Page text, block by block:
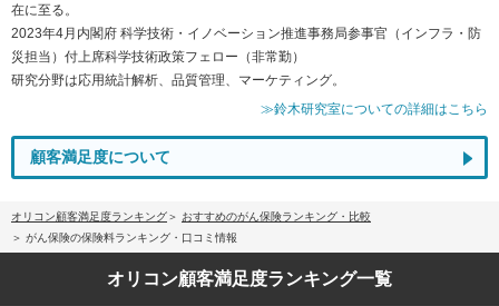
在に至る。
2023年4月内閣府 科学技術・イノベーション推進事務局参事官（インフラ・防
災担当）付上席科学技術政策フェロー（非常勤）
研究分野は応用統計解析、品質管理、マーケティング。
≫鈴木研究室についての詳細はこちら
顧客満足度について
オリコン顧客満足度ランキング
おすすめのがん保険ランキング・比較
がん保険の保険料ランキング・口コミ情報
オリコン顧客満足度ランキング一覧